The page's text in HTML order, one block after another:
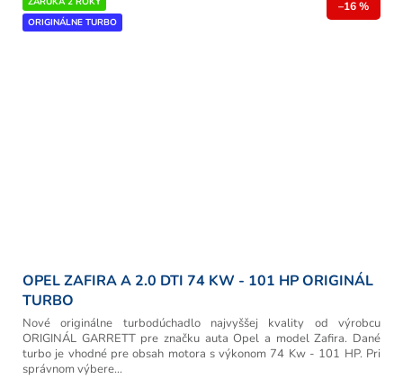
ORIGINÁLNE TURBO
–16 %
OPEL ZAFIRA A 2.0 DTI 74 KW - 101 HP ORIGINÁL
TURBO
Nové originálne turbodúchadlo najvyššej kvality od výrobcu
ORIGINÁL GARRETT pre značku auta Opel a model Zafira. Dané
turbo je vhodné pre obsah motora s výkonom 74 Kw - 101 HP. Pri
správnom výbere...